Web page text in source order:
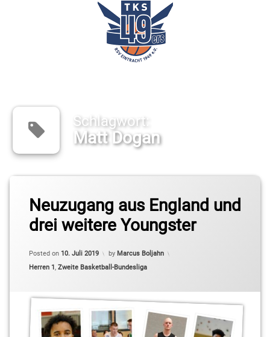
IMPRESSUM & DATENSCHUTZ
Schlagwort:
Matt Dogan
Neuzugang aus England und
drei weitere Youngster
Posted on 10. Juli 2019 by Marcus Boljahn
Categories:
Herren 1, Zweite Basketball-Bundesliga
2.
Basketball-
Bundesliga
Pro B
Javier
Spires
Buchmann
Kleinmachnow